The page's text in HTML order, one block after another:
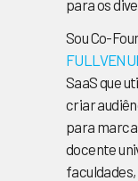
para os
Sou Co-
SaaS que
criar
para
docente
faculdades,